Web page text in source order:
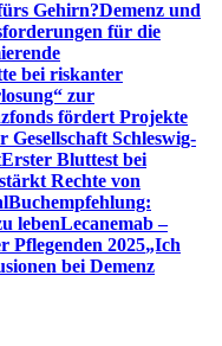
Gehirn?Demenz und
für die
bei riskanter
zur
fördert Projekte
Gesellschaft Schleswig-
Erster Bluttest bei
Rechte von
Buchempfehlung:
lebenLecanemab –
Pflegenden 2025„Ich
bei Demenz